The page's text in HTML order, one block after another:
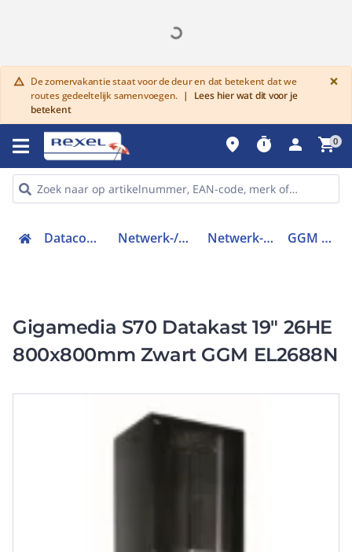
warning De zomervakantie staat voor de deur en dat betekent dat we
routes gedeeltelijk samenvoegen. |
Lees hier wat dit voor je
betekent
×
place timer person shopping_cart0
Datacommunicatie Netwerk-/serverkasten Netwerk-/serverkast GGM EL2688N
Gigamedia S70 Datakast 19" 26HE
800x800mm Zwart GGM EL2688N